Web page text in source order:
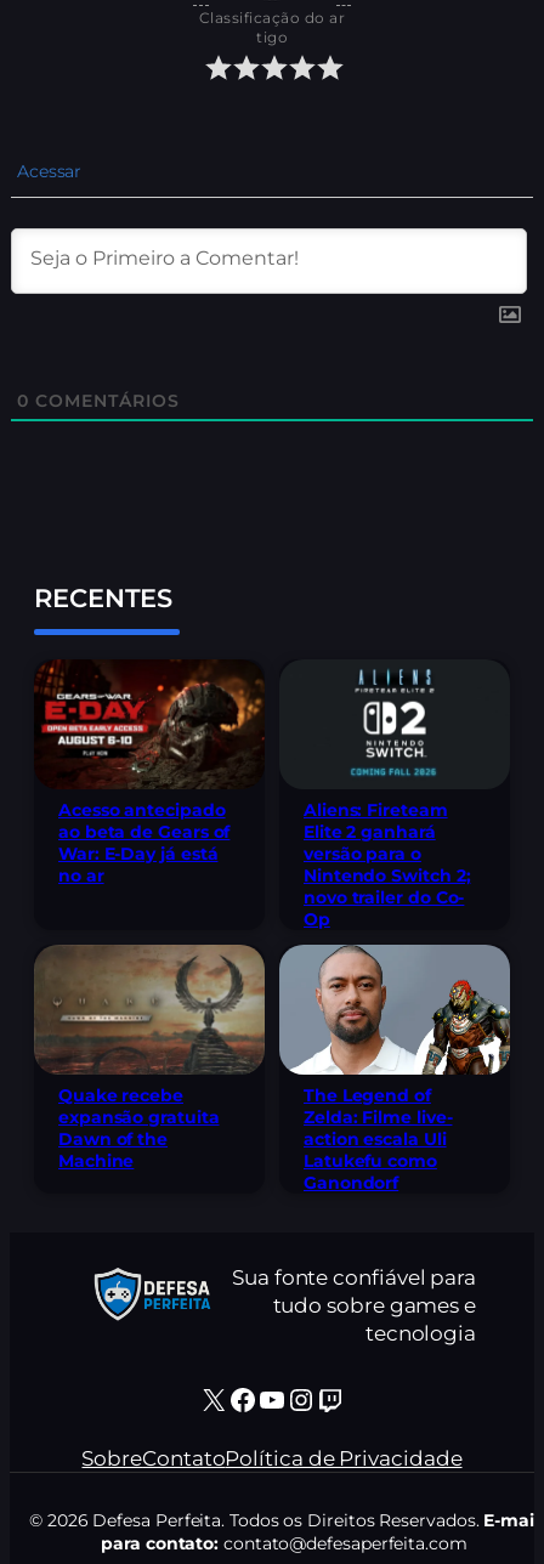
Classificação do ar
tigo
Acessar
0 COMENTÁRIOS
RECENTES
Acesso antecipado
ao beta de Gears of
War: E-Day já está
no ar
Aliens: Fireteam
Elite 2 ganhará
versão para o
Nintendo Switch 2;
novo trailer do Co-
Op
Quake recebe
expansão gratuita
Dawn of the
Machine
The Legend of
Zelda: Filme live-
action escala Uli
Latukefu como
Ganondorf
Sua fonte confiável para
tudo sobre games e
tecnologia
X Facebook Youtube Instagram Twitch
SobreContatoPolítica de Privacidade
© 2026 Defesa Perfeita. Todos os Direitos Reservados. E-mail
para contato: contato@defesaperfeita.com